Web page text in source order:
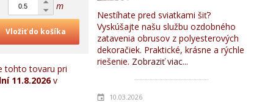
Nestíhate pred sviatkami šiť?
Vyskúšajte našu službu ozdobného
zatavenia obrusov z polyesterových
dekoračiek. Praktické, krásne a rýchle
riešenie. Zobraziť viac...
10.03.2026
m
Vložiť do košíka
tohto tovaru pri
11.8.2026v